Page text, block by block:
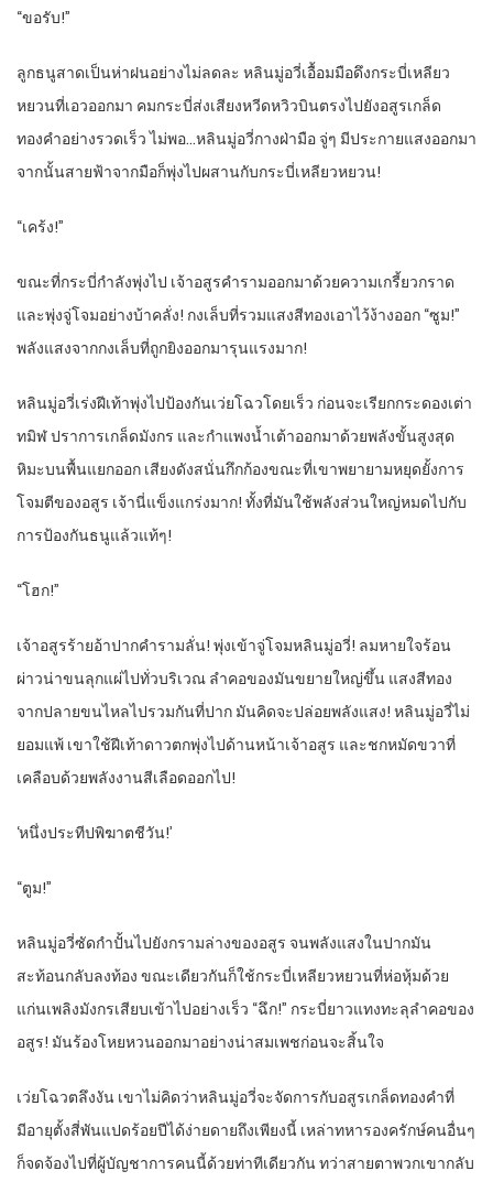
“ขอรับ!”
ลูกธนูสาดเป็นห่าฝนอย่างไม่ลดละ หลินมู่อวี่เอื้อมมือดึงกระบี่เหลียว
หยวนที่เอวออกมา คมกระบี่ส่งเสียงหวีดหวิวบินตรงไปยังอสูรเกล็ด
ทองคำอย่างรวดเร็ว ไม่พอ…หลินมู่อวี่กางฝ่ามือ จู่ๆ มีประกายแสงออกมา
จากนั้นสายฟ้าจากมือก็พุ่งไปผสานกับกระบี่เหลียวหยวน!
“เคร้ง!”
ขณะที่กระบี่กำลังพุ่งไป เจ้าอสูรคำรามออกมาด้วยความเกรี้ยวกราด
และพุ่งจู่โจมอย่างบ้าคลั่ง! กงเล็บที่รวมแสงสีทองเอาไว้ง้างออก “ซูม!”
พลังแสงจากกงเล็บที่ถูกยิงออกมารุนแรงมาก!
หลินมู่อวี่เร่งฝีเท้าพุ่งไปป้องกันเว่ยโฉวโดยเร็ว ก่อนจะเรียกกระดองเต่า
ทมิฬ ปราการเกล็ดมังกร และกำแพงน้ำเต้าออกมาด้วยพลังขั้นสูงสุด
หิมะบนพื้นแยกออก เสียงดังสนั่นกึกก้องขณะที่เขาพยายามหยุดยั้งการ
โจมตีของอสูร เจ้านี่แข็งแกร่งมาก! ทั้งที่มันใช้พลังส่วนใหญ่หมดไปกับ
การป้องกันธนูแล้วแท้ๆ!
“โฮก!”
เจ้าอสูรร้ายอ้าปากคำรามลั่น! พุ่งเข้าจู่โจมหลินมู่อวี่! ลมหายใจร้อน
ผ่าวน่าขนลุกแผ่ไปทั่วบริเวณ ลำคอของมันขยายใหญ่ขึ้น แสงสีทอง
จากปลายขนไหลไปรวมกันที่ปาก มันคิดจะปล่อยพลังแสง! หลินมู่อวี่ไม่
ยอมแพ้ เขาใช้ฝีเท้าดาวตกพุ่งไปด้านหน้าเจ้าอสูร และชกหมัดขวาที่
เคลือบด้วยพลังงานสีเลือดออกไป!
‘หนึ่งประทีปพิฆาตชีวัน!’
“ตูม!”
หลินมู่อวี่ซัดกำปั้นไปยังกรามล่างของอสูร จนพลังแสงในปากมัน
สะท้อนกลับลงท้อง ขณะเดียวกันก็ใช้กระบี่เหลียวหยวนที่ห่อหุ้มด้วย
แก่นเพลิงมังกรเสียบเข้าไปอย่างเร็ว “ฉึก!” กระบี่ยาวแทงทะลุลำคอของ
อสูร! มันร้องโหยหวนออกมาอย่างน่าสมเพชก่อนจะสิ้นใจ
เว่ยโฉวตลึงงัน เขาไม่คิดว่าหลินมู่อวี่จะจัดการกับอสูรเกล็ดทองคำที่
มีอายุตั้งสี่พันแปดร้อยปีได้ง่ายดายถึงเพียงนี้ เหล่าทหารองครักษ์คนอื่นๆ
ก็จดจ้องไปที่ผู้บัญชาการคนนี้ด้วยท่าทีเดียวกัน ทว่าสายตาพวกเขากลับ